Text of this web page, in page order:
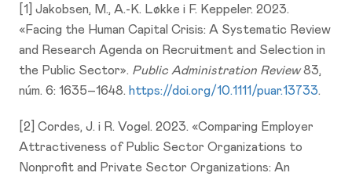
[1] Jakobsen, M., A.-K. Løkke i F. Keppeler. 2023.
«Facing the Human Capital Crisis: A Systematic Review
and Research Agenda on Recruitment and Selection in
the Public Sector». Public Administration Review83,
núm. 6: 1635–1648. https://doi.org/10.1111/puar.13733.
[2] Cordes, J. i R. Vogel. 2023. «Comparing Employer
Attractiveness of Public Sector Organizations to
Nonprofit and Private Sector Organizations: An